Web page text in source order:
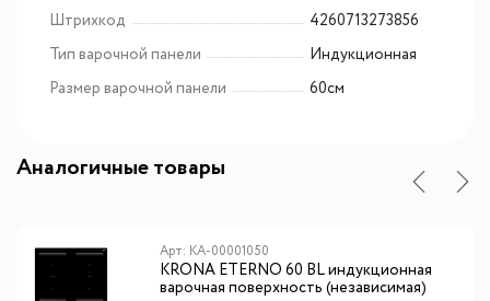
Штрихкод
4260713273856
Тип варочной панели
Индукционная
Размер варочной панели
60см
Аналогичные товары
Арт: КА-00001050
KRONA ETERNO 60 BL индукционная
варочная поверхность (независимая)